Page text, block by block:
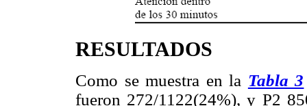
RESULTADOS
Como se muestra en la Tabla 3
fueron 272/1122(24%), y P2